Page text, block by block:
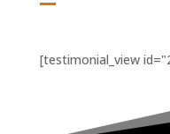
[testimonial_view